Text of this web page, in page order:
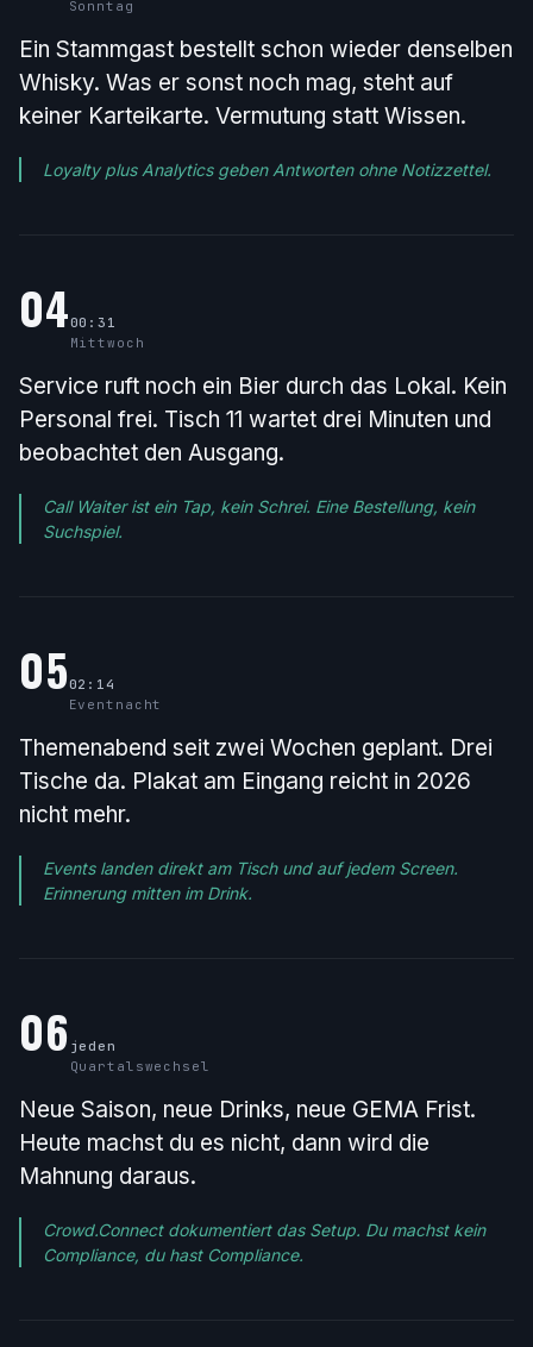
Sonntag
Ein Stammgast bestellt schon wieder denselben
Whisky. Was er sonst noch mag, steht auf
keiner Karteikarte. Vermutung statt Wissen.
Loyalty plus Analytics geben Antworten ohne Notizzettel.
0400:31
Mittwoch
Service ruft noch ein Bier durch das Lokal. Kein
Personal frei. Tisch 11 wartet drei Minuten und
beobachtet den Ausgang.
Call Waiter ist ein Tap, kein Schrei. Eine Bestellung, kein
Suchspiel.
0502:14
Eventnacht
Themenabend seit zwei Wochen geplant. Drei
Tische da. Plakat am Eingang reicht in 2026
nicht mehr.
Events landen direkt am Tisch und auf jedem Screen.
Erinnerung mitten im Drink.
06 jeden
Quartalswechsel
Neue Saison, neue Drinks, neue GEMA Frist.
Heute machst du es nicht, dann wird die
Mahnung daraus.
Crowd.Connect dokumentiert das Setup. Du machst kein
Compliance, du hast Compliance.